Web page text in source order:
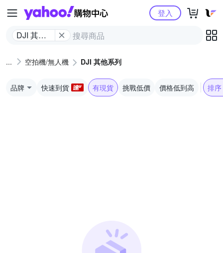
Yahoo購物中心
DJI 其他
登入
空拍機/無人機 DJI 其他系列
品牌 快速到貨 有現貨 挑戰低價 價格低到高 排序